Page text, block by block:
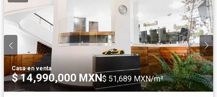
Casa·en venta
$ 14,990,000 MXN$ 51,689 MXN/m²